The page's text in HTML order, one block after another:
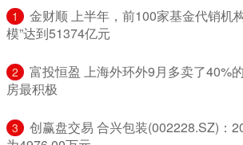
1
金财顺 上半年，前100家基金代销机
模”达到51374亿元
2
富投恒盈 上海外环外9月多卖了40%
房最积极
3
创赢盘交易 合兴包装(002228.SZ)：